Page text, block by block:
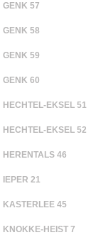
GENK 57
GENK 58
GENK 59
GENK 60
HECHTEL-EKSEL 51
HECHTEL-EKSEL 52
HERENTALS 46
IEPER 21
KASTERLEE 45
KNOKKE-HEIST 7